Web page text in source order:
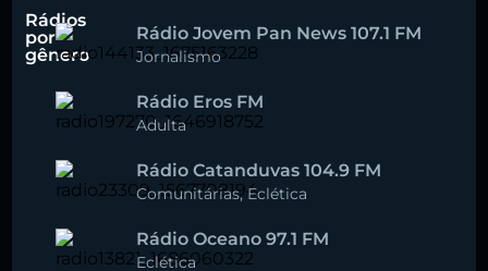
Rádios
por
gênero
Rádio Jovem Pan News 107.1 FM
Jornalismo
Rádio Eros FM
Adulta
Rádio Catanduvas 104.9 FM
Comunitárias,Eclética
Rádio Oceano 97.1 FM
Eclética